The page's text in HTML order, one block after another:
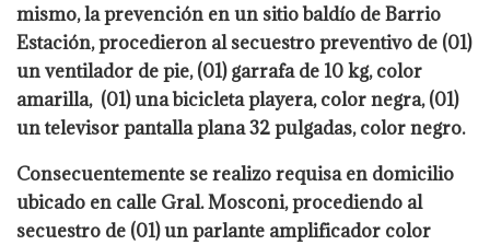
mismo, la prevención en un sitio baldío de Barrio
Estación, procedieron al secuestro preventivo de (01)
un ventilador de pie, (01) garrafa de 10 kg, color
amarilla, (01) una bicicleta playera, color negra, (01)
un televisor pantalla plana 32 pulgadas, color negro.
Consecuentemente se realizo requisa en domicilio
ubicado en calle Gral. Mosconi, procediendo al
secuestro de (01) un parlante amplificador color